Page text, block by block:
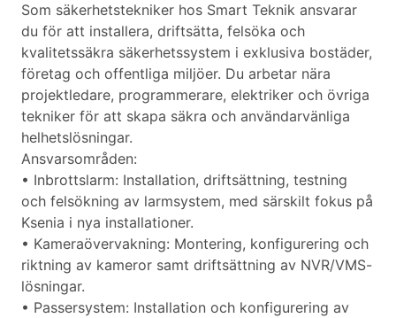
Som säkerhetstekniker hos Smart Teknik ansvarar
du för att installera, driftsätta, felsöka och
kvalitetssäkra säkerhetssystem i exklusiva bostäder,
företag och offentliga miljöer. Du arbetar nära
projektledare, programmerare, elektriker och övriga
tekniker för att skapa säkra och användarvänliga
helhetslösningar.
Ansvarsområden:
• Inbrottslarm: Installation, driftsättning, testning
och felsökning av larmsystem, med särskilt fokus på
Ksenia i nya installationer.
• Kameraövervakning: Montering, konfigurering och
riktning av kameror samt driftsättning av NVR/VMS-
lösningar.
• Passersystem: Installation och konfigurering av